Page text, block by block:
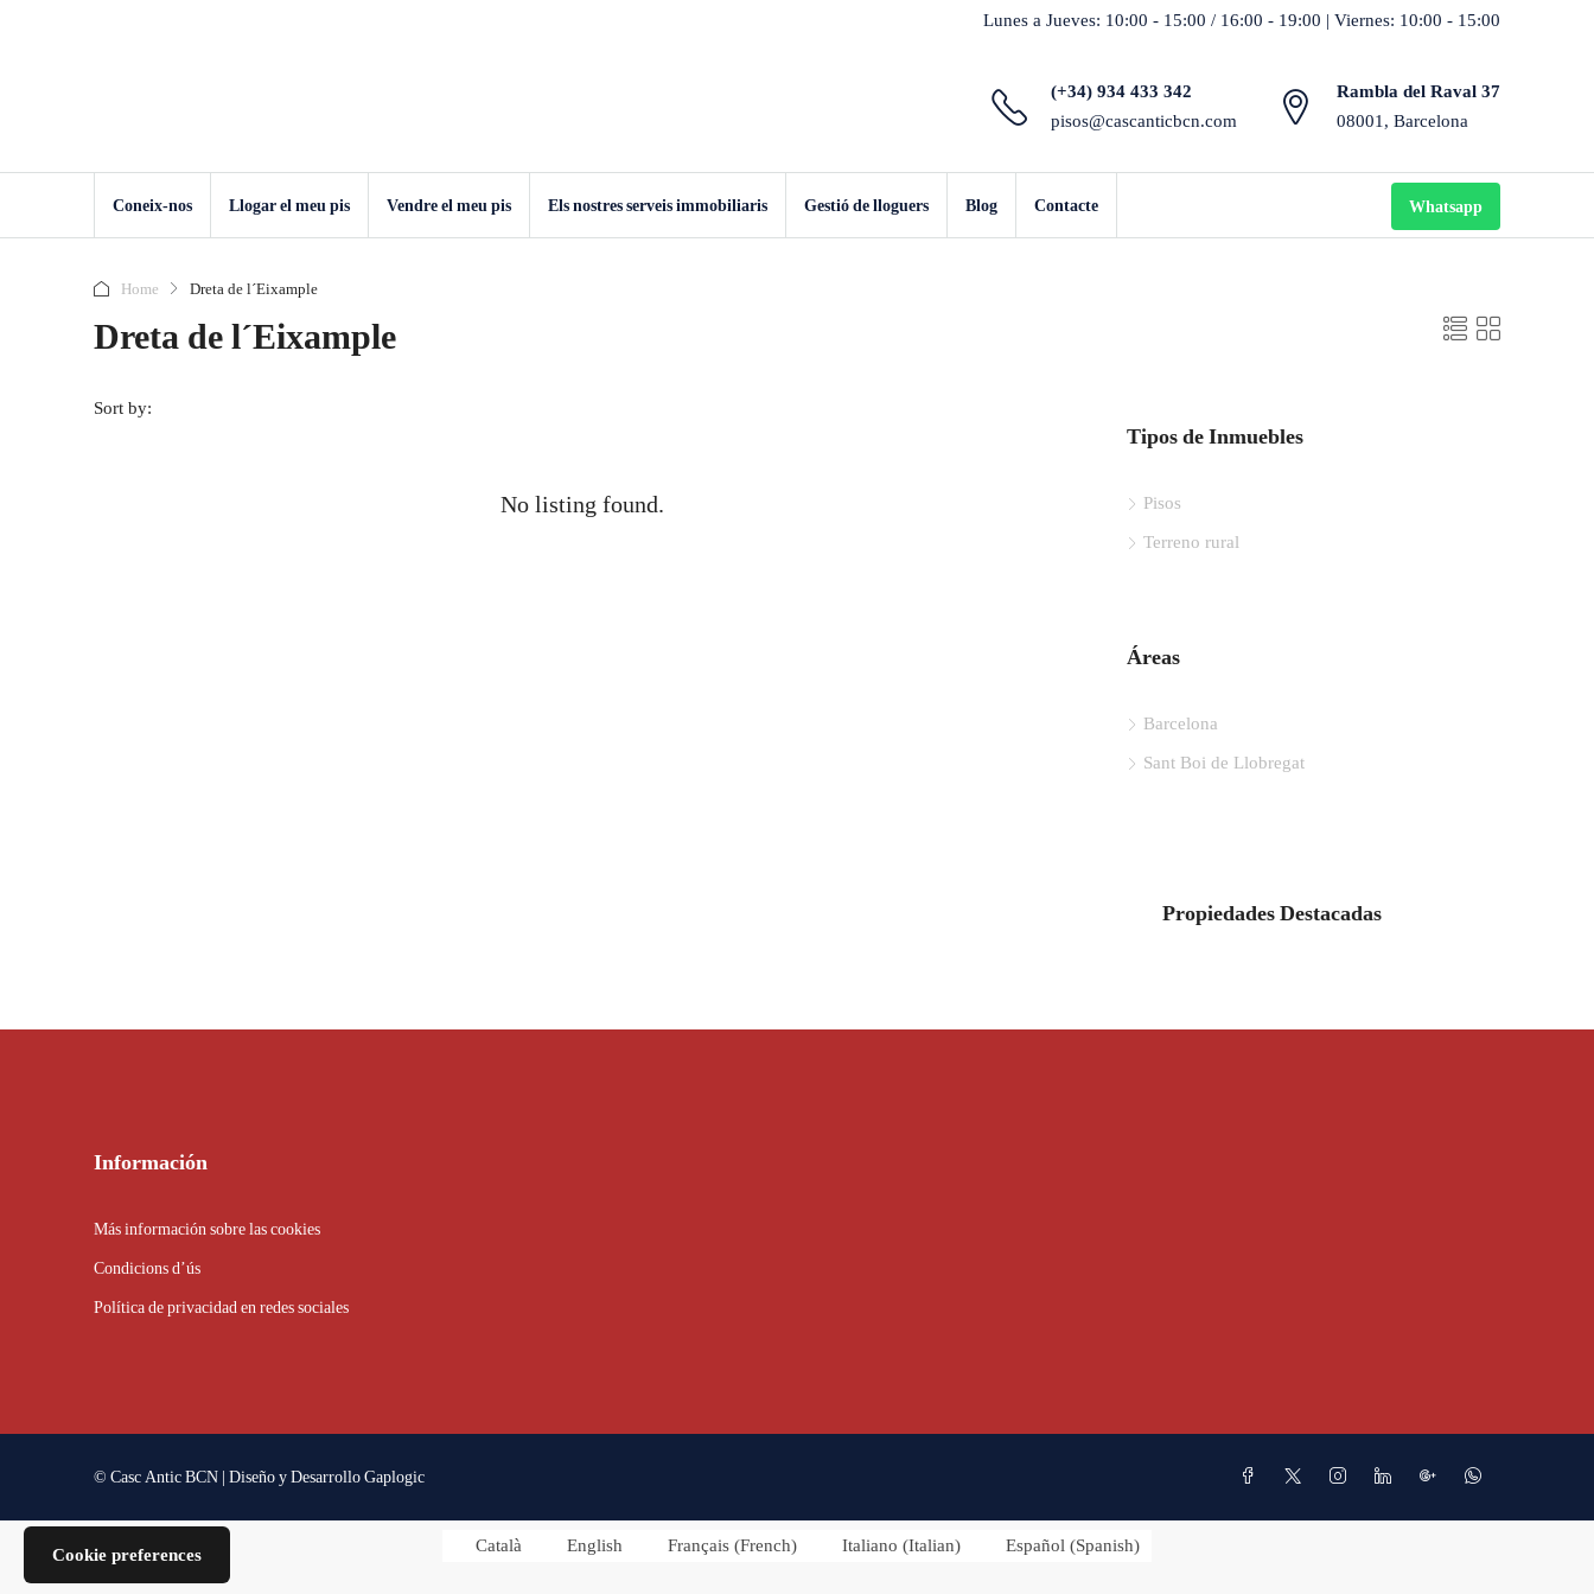
Cookie preferences
Lunes a Jueves: 10:00 - 15:00 / 16:00 - 19:00 | Viernes: 10:00 - 15:00
(+34) 934 433 342
pisos@cascanticbcn.com
Rambla del Raval 37
08001, Barcelona
Coneix-nos Llogar el meu pis Vendre el meu pis Els nostres serveis immobiliaris Gestió de lloguers Blog Contacte Whatsapp
Home Dreta de l´Eixample
Dreta de l´Eixample
Sort by:
No listing found.
Tipos de Inmuebles
Pisos
Terreno rural
Áreas
Barcelona
Sant Boi de Llobregat
Propiedades Destacadas
Información
Más información sobre las cookies
Condicions d’ús
Política de privacidad en redes sociales
© Casc Antic BCN | Diseño y DesarrolloGaplogic
Català English Français (French) Italiano (Italian) Español (Spanish)